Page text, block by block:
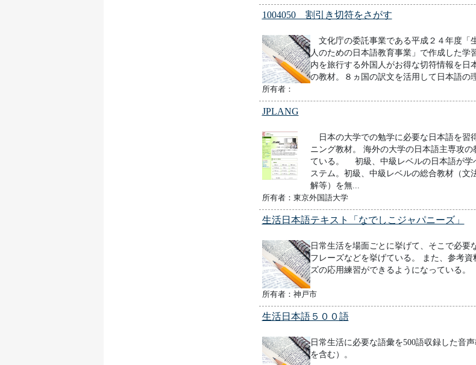
1004050 割引き切符をさがす
文化庁の委託事業である平成２４年度「
人のための日本語教育事業」で作成した
内を旅行する外国人がお得な切符情報を日
の教材。８ヵ国の訳文を活用して日本語の
所有者：
JPLANG
日本の大学での勉学に必要な日本語を習
ニング教材。 海外の大学の日本語主専攻の
ている。 初級、中級レベルの日本語が学
ステム。初級、中級レベルの総合教材（文
解等）を無...
所有者：東京外国語大学
生活日本語テキスト「なでしこジャパニーズ」
日常生活を場面ごとに挙げて、そこで必要
フレーズなどを挙げている。 また、参考資
ズの応用練習ができるようになっている。
所有者：神戸市
生活日本語５００語
日常生活に必要な語彙を500語収録した音
を含む）。